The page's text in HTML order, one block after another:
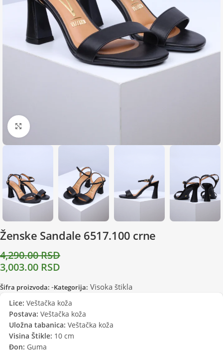
Zumiraj sliku
Ženske Sandale 6517.100 crne
4,290.00RSD
3,003.00 RSD
Šifra proizvoda: -Kategorija: Visoka štikla
Lice: Veštačka koža
Postava: Veštačka koža
Uložna tabanica: Veštačka koža
Visina Štikle: 10 cm
Đon: Guma